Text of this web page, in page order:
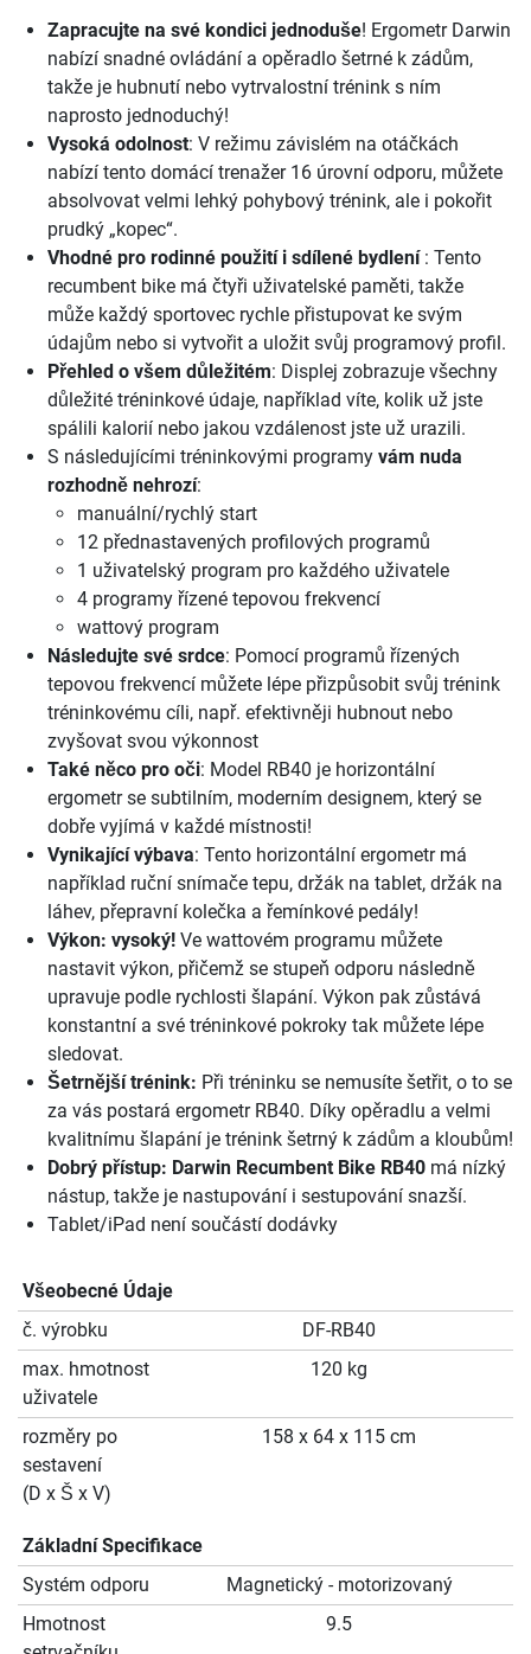
Zapracujte na své kondici jednoduše! Ergometr Darwin
nabízí snadné ovládání a opěradlo šetrné k zádům,
takže je hubnutí nebo vytrvalostní trénink s ním
naprosto jednoduchý!
Vysoká odolnost: V režimu závislém na otáčkách
nabízí tento domácí trenažer 16 úrovní odporu, můžete
absolvovat velmi lehký pohybový trénink, ale i pokořit
prudký „kopec“.
Vhodné pro rodinné použití i sdílené bydlení: Tento
recumbent bike má čtyři uživatelské paměti, takže
může každý sportovec rychle přistupovat ke svým
údajům nebo si vytvořit a uložit svůj programový profil.
Přehled o všem důležitém: Displej zobrazuje všechny
důležité tréninkové údaje, například víte, kolik už jste
spálili kalorií nebo jakou vzdálenost jste už urazili.
S následujícími tréninkovými programy vám nuda
rozhodně nehrozí:
manuální/rychlý start
12 přednastavených profilových programů
1 uživatelský program pro každého uživatele
4 programy řízené tepovou frekvencí
wattový program
Následujte své srdce: Pomocí programů řízených
tepovou frekvencí můžete lépe přizpůsobit svůj trénink
tréninkovému cíli, např. efektivněji hubnout nebo
zvyšovat svou výkonnost
Také něco pro oči: Model RB40 je horizontální
ergometr se subtilním, moderním designem, který se
dobře vyjímá v každé místnosti!
Vynikající výbava: Tento horizontální ergometr má
například ruční snímače tepu, držák na tablet, držák na
láhev, přepravní kolečka a řemínkové pedály!
Výkon: vysoký! Ve wattovém programu můžete
nastavit výkon, přičemž se stupeň odporu následně
upravuje podle rychlosti šlapání. Výkon pak zůstává
konstantní a své tréninkové pokroky tak můžete lépe
sledovat.
Šetrnější trénink: Při tréninku se nemusíte šetřit, o to se
za vás postará ergometr RB40. Díky opěradlu a velmi
kvalitnímu šlapání je trénink šetrný k zádům a kloubům!
Dobrý přístup: Darwin Recumbent Bike RB40 má nízký
nástup, takže je nastupování i sestupování snazší.
Tablet/iPad není součástí dodávky
Všeobecné Údaje
č. výrobku
DF-RB40
max. hmotnost
uživatele
120 kg
rozměry po
sestavení
(D x Š x V)
158 x 64 x 115 cm
Základní Specifikace
Systém odporu
Magnetický - motorizovaný
Hmotnost
9.5